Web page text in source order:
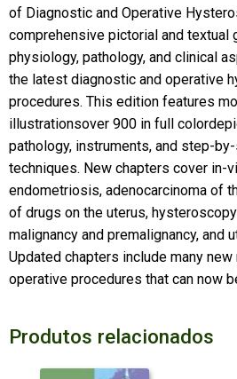
of Diagnostic and Operative
comprehensive pictorial and textual
physiology, pathology, and clinical
the latest diagnostic and operative
procedures. This edition features
illustrationsover 900 in full
pathology, instruments, and step-
techniques. New chapters cover in-
endometriosis, adenocarcinoma of
of drugs on the uterus,
malignancy and premalignancy, and
Updated chapters include many
operative procedures that can now
Produtos relacionados